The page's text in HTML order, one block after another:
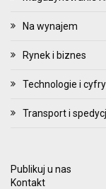
Na wynajem
Rynek i biznes
Technologie i
Transport i
Publikuj u nas
Kontakt